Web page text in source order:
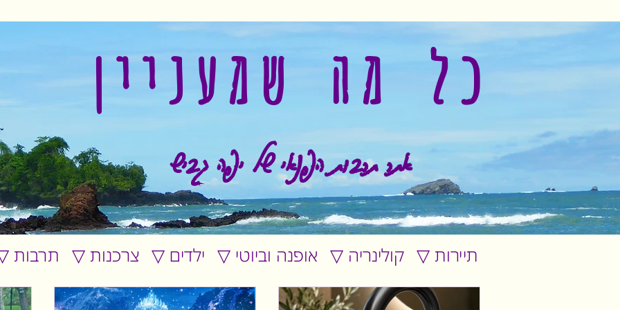
כל מה שמעניין
אתר תרבות הפנאי של יפה גביש
▽ תרבות ▽ צרכנות ▽ ילדים ▽ אופנה וביוטי ▽ קולינריה ▽ תיירות